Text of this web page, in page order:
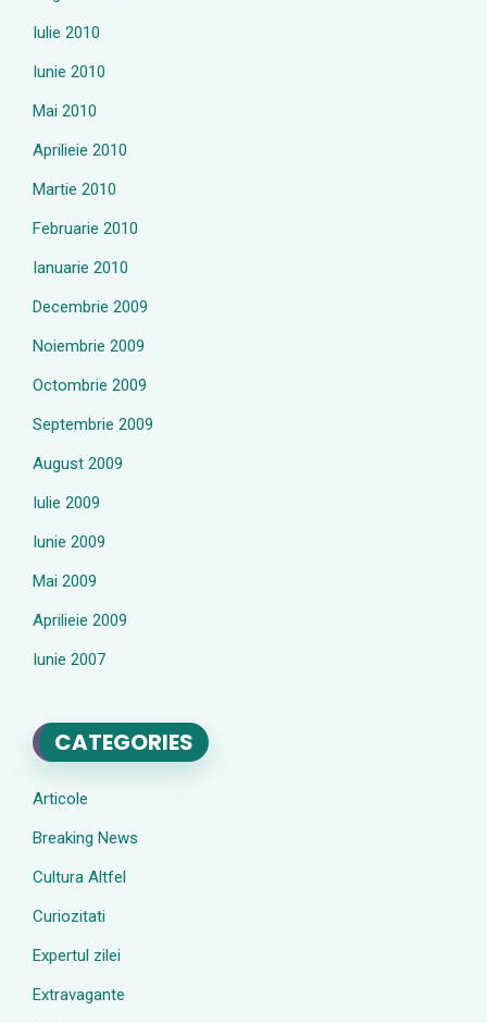
Iulie 2010
Iunie 2010
Mai 2010
Aprilieie 2010
Martie 2010
Februarie 2010
Ianuarie 2010
Decembrie 2009
Noiembrie 2009
Octombrie 2009
Septembrie 2009
August 2009
Iulie 2009
Iunie 2009
Mai 2009
Aprilieie 2009
Iunie 2007
CATEGORIES
Articole
Breaking News
Cultura Altfel
Curiozitati
Expertul zilei
Extravagante